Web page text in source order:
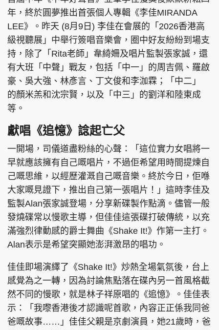
年，終於圓夢推出首張個人專輯《李佳MIRANDA
LEE》。昨天 (8月9日) 李佳在會展的「2026香港高
級視聽展」中舉行簽唱音樂會，圈中好友紛紛到場支
持，除了「Rita老師」韋綺姍及唱片監製張家誠，還
有大班「中聲」戰友，包括「中一」的周⁠吉佩、羅啟
豪、⁠吳大強、⁠林彥言、丁文俊和李泇霖；「中二」
的⁠顏米羔和⁠沈宗賢，以及「中三」的劉洋和陸東成
等。
獻唱《追憶》諗起亡父
一開場，司儀道盡粉絲的心聲：「這位實力女唱將一
早就應該擁有自己嘅唱片，不過佢希望用時間提煉自
己嘅思維，以經歷灌溉自己嘅音樂。終於今日，佢喺
大家嘅見證下，推出自己第一張唱片！」這時李佳及
監製Alan張家誠登場，分享新碟製作點滴。儘管一般
發燒碟常以慢歌主導，但佳佳這張碟打破傳統，以充
滿強烈律動感的爵士舞曲《Shake It!》作第一主打。
Alan表示是希望突顯她澎湃激昂的唱功。
佳佳即場演繹了《Shake It!》炒熱全場氣氛後，台上
感覺為之一轉，因為討論焦點落在碟內另一首風格截
然不同的慢歌，就是林子祥原唱的《追憶》。佳佳表
示：「我嚟香港後才認識呢首歌，內容正正係我同爸
爸嘅故事……」佳佳父親是京劇演員，她21歲時，爸